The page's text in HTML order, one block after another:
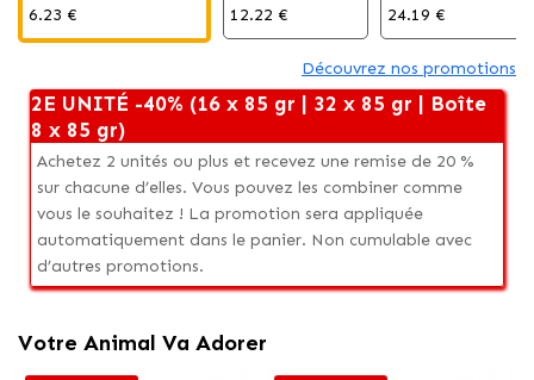
6.23 €
12.22 €
24.19 €
Découvrez nos promotions
2E UNITÉ -40% (16 x 85 gr | 32 x 85 gr | Boîte
8 x 85 gr)
Achetez 2 unités ou plus et recevez une remise de 20 %
sur chacune d’elles. Vous pouvez les combiner comme
vous le souhaitez ! La promotion sera appliquée
automatiquement dans le panier. Non cumulable avec
d’autres promotions.
Votre Animal Va Adorer